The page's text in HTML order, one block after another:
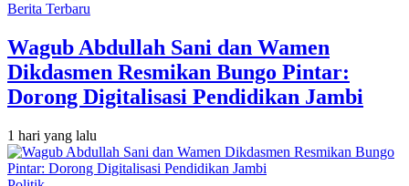
Berita Terbaru
Wagub Abdullah Sani dan Wamen
Dikdasmen Resmikan Bungo Pintar:
Dorong Digitalisasi Pendidikan Jambi
1 hari yang lalu